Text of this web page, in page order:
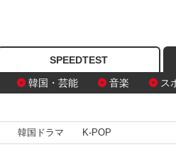
SPEEDTEST
韓国・芸能 音楽 ス
韓国ドラマ K-POP